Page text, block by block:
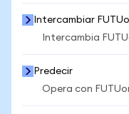
Intercambiar
Intercambia
Predecir
Opera con